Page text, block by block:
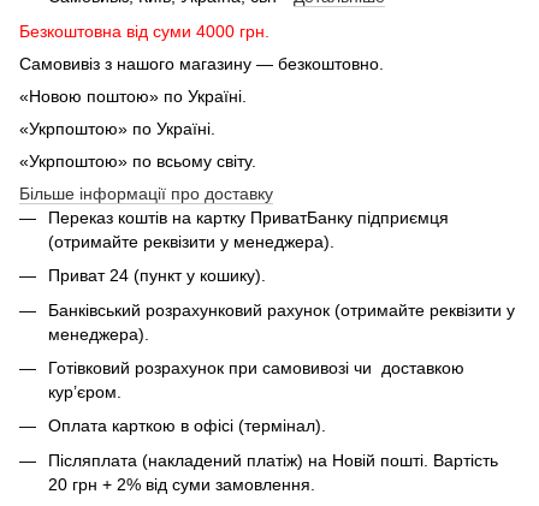
Безкоштовна від суми 4000 грн.
Самовивіз з нашого магазину — безкоштовно.
«Новою поштою» по Україні.
«Укрпоштою» по Україні.
«Укрпоштою» по всьому світу.
Більше інформації про доставку
Переказ коштів на картку ПриватБанку підприємця
(отримайте реквізити у менеджера).
Приват 24 (пункт у кошику).
Банківський розрахунковий рахунок (отримайте реквізити у
менеджера).
Готівковий розрахунок при самовивозі чи доставкою
кур’єром.
Оплата карткою в офісі (термінал).
Післяплата (накладений платіж) на Новій пошті. Вартість
20 грн + 2% від суми замовлення.